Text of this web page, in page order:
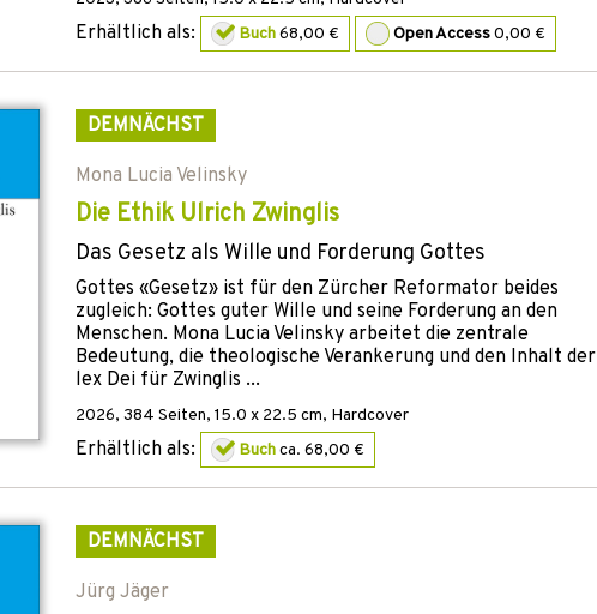
Erhältlich als: Buch68,00 € Open Access0,00 €
DEMNÄCHST
Mona Lucia Velinsky
Die Ethik Ulrich Zwinglis
Das Gesetz als Wille und Forderung Gottes
Gottes «Gesetz» ist für den Zürcher Reformator beides
zugleich: Gottes guter Wille und seine Forderung an den
Menschen. Mona Lucia Velinsky arbeitet die zentrale
Bedeutung, die theologische Verankerung und den Inhalt der
lex Dei für Zwinglis ...
2026, 384 Seiten, 15.0 x 22.5 cm, Hardcover
Erhältlich als: Buchca. 68,00 €
DEMNÄCHST
Jürg Jäger